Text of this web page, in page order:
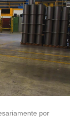
por